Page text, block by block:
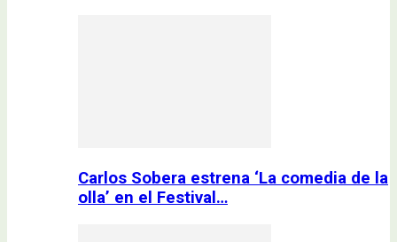
Carlos Sobera estrena ‘La comedia de la
olla’ en el Festival…